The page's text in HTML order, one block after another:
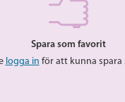
Spara som favorit
logga in för att kunna spara